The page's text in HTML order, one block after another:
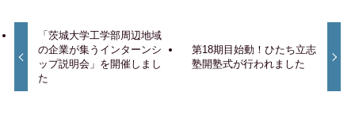
「茨城大学工学部周辺地域
の企業が集うインターンシ
ップ説明会」を開催しまし
た
第18期目始動！ひたち立志
塾開塾式が行われました